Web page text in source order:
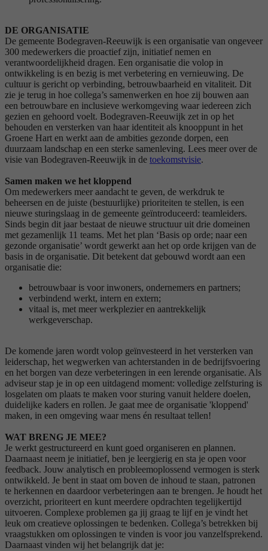
DE ORGANISATIE
De gemeente Bodegraven-Reeuwijk is een organisatie van ongeveer
300 medewerkers die proactief zijn, initiatief nemen en
verantwoordelijkheid dragen. Een organisatie die volop in
ontwikkeling is en bezig is met verbetering en vernieuwing. De
cultuur is gericht op verbinding, betrouwbaarheid en vitaliteit. Dit
zie je terug in hoe collega’s samenwerken en hoe zij bouwen aan
een betrouwbare en inclusieve werkomgeving waar iedereen zich
gezien en gehoord voelt. Bodegraven-Reeuwijk zet in op het
behouden en versterken van haar identiteit als knooppunt in het
Groene Hart en werkt aan de ambities gezonde dorpen, een
duurzaam landschap en een sterke samenleving. Lees meer over de
visie van Bodegraven-Reeuwijk in de toekomstvisie.
Samen maken we het kloppend
Om medewerkers meer aandacht te geven, de werkdruk te
beheersen en de juiste (bestuurlijke) prioriteiten te stellen, is een
nieuwe sturingslaag in de gemeente geïntroduceerd: teamleiders.
Sinds begin dit jaar bestaat de nieuwe structuur uit drie domeinen
met gezamenlijk 11 teams. Met het plan ‘Basis op orde; naar een
gezonde organisatie’ wordt gewerkt aan het op orde krijgen van de
basis in de organisatie. Dit betekent dat gebouwd wordt aan een
organisatie die:
betrouwbaar is voor inwoners, ondernemers en partners;
verbindend werkt, intern en extern;
vitaal is, met meer werkplezier en aantrekkelijk
werkgeverschap.
De komende jaren wordt volop geïnvesteerd in het versterken van
leiderschap, het wegwerken van achterstanden in de bedrijfsvoering
en het borgen van deze verbeteringen in een lerende organisatie. Als
adviseur stap je in op een uitdagend moment: volledige zelfsturing is
losgelaten om plaats te maken voor sturing vanuit heldere doelen,
duidelijke kaders en rollen. Je gaat mee de organisatie 'kloppend'
maken, in een omgeving waar mens én resultaat tellen!
WAT BRENG JE MEE?
Je werkt gestructureerd en kunt goed organiseren en plannen.
Daarnaast neem je initiatief, ben je leergierig en sta je open voor
feedback. Jouw analytisch en probleemoplossend vermogen is sterk
ontwikkeld. Je bent in staat om boven de inhoud te staan, patronen
te herkennen en daardoor verbeteringen aan te brengen. Je houdt het
overzicht, prioriteert en kunt meerdere opdrachten tegelijkertijd
uitvoeren. Complexe problemen ga jij graag te lijf en je vindt het
leuk om creatieve oplossingen te bedenken. Collega’s betrekken bij
vraagstukken om oplossingen te vinden is voor jou vanzelfsprekend.
Daarnaast vinden wij het belangrijk dat je: